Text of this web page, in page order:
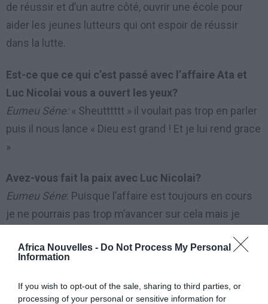
Africa Nouvelles - Do Not Process My Personal
Information
If you wish to opt-out of the sale, sharing to third parties, or
processing of your personal or sensitive information for
de réussir et d’un autre côté, ouvrir une école pour
aider les jeunes lutteurs qui ont espoir de réussir
dans la lutte.
Est-ce que ce qui c’est passé avec l’affaire Ata et
Luc Nicolai vous a ouvert les yeux?
Eumeu Séne:« Sheutttttt » il voulait pas trop en parler
puis il nous lance « Dieu est grand ! Et je lui rend grace
»
Avez-vous fait la paix avec Luc Nicolai?
Eumeu Séne: Puisque l’affaire est toujours en cours
je ne pourrais pas trop m’avancer sur cela mais je
Nous avons vu Aliou Mané et Gambien venir vous
apporter leur soutien lors de ce combat. J’aimerais
savoir quels sont vos rapports avec votre ancienne